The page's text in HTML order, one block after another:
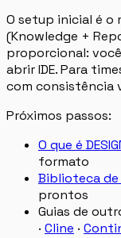
O setup inicial é o
(Knowledge +
proporcional:
abrir IDE. Para
com consistência
Próximos passos:
O que é
formato
Biblioteca de
prontos
Guias de
· Cline ·